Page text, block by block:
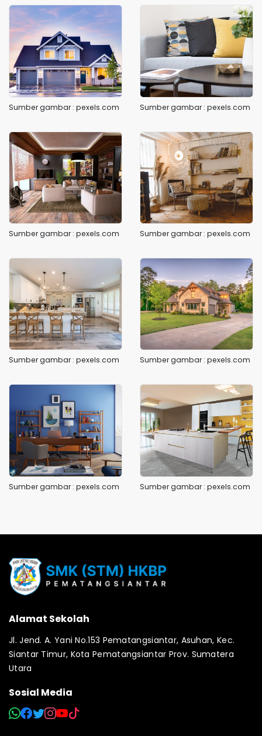
Sumber gambar : pexels.com Sumber gambar : pexels.com
Sumber gambar : pexels.com Sumber gambar : pexels.com
Sumber gambar : pexels.com Sumber gambar : pexels.com
Sumber gambar : pexels.com Sumber gambar : pexels.com
Alamat Sekolah
Jl. Jend. A. Yani No.153 Pematangsiantar, Asuhan, Kec.
Siantar Timur, Kota Pematangsiantar Prov. Sumatera
Utara
Sosial Media